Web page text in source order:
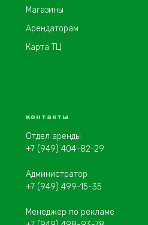
Магазины
Арендаторам
Карта ТЦ
контакты
Отдел аренды
+7 (949) 404-82-29
Администратор
+7 (949) 499-15-35
Менеджер по рекламе